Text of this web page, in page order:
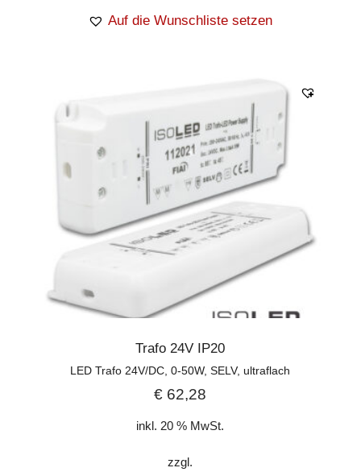
Auf die Wunschliste setzen
Trafo 24V IP20
LED Trafo 24V/DC, 0-50W, SELV, ultraflach
€ 62,28
inkl. 20 % MwSt.
zzgl.